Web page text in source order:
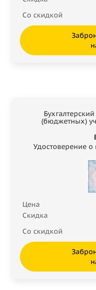
Со скидкой
(бюджетных)
Удостоверение
Цена
Скидка
Со скидкой